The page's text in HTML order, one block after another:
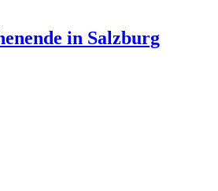
in Salzburg